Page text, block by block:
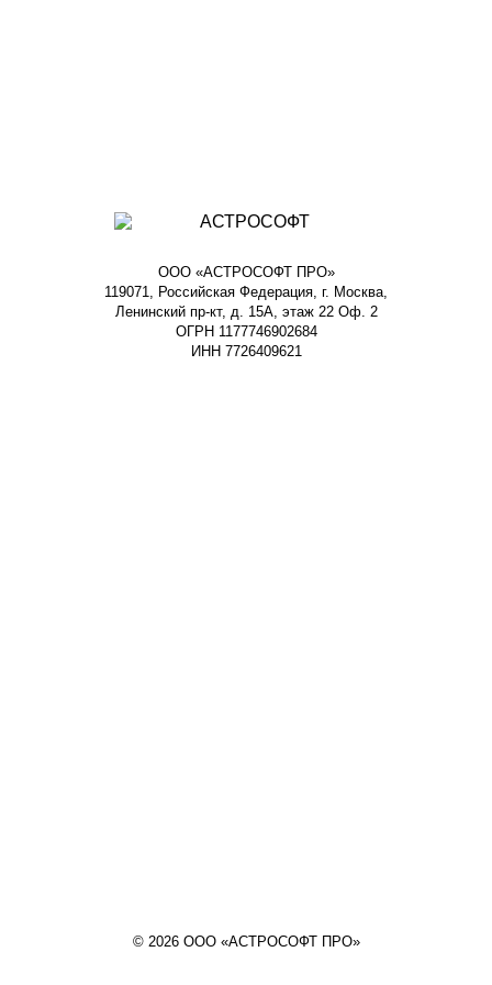
ООО «АСТРОСОФТ ПРО»
119071, Российская Федерация, г. Москва,
Ленинский пр-кт, д. 15А, этаж 22 Оф. 2
ОГРН 1177746902684
ИНН 7726409621
© 2026 ООО «АСТРОСОФТ ПРО»